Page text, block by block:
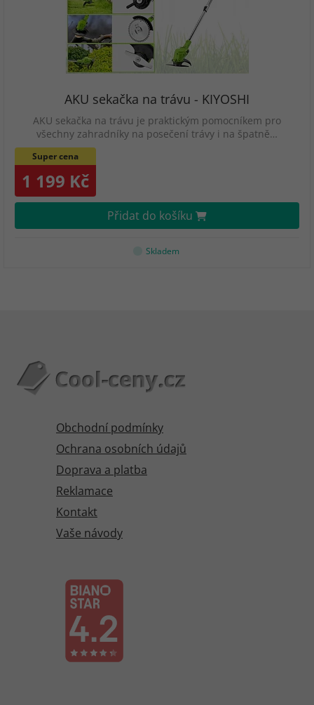
AKU sekačka na trávu - KIYOSHI
AKU sekačka na trávu je praktickým pomocníkem pro
všechny zahradníky na posečení trávy i na špatně…
Super cena
1 199 Kč
Přidat do košíku
Skladem
Obchodní podmínky
Ochrana osobních údajů
Doprava a platba
Reklamace
Kontakt
Vaše návody